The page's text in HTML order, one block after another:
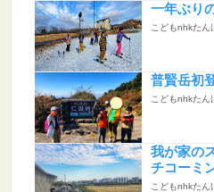
一年ぶり
こどもnhkたん
普賢岳初
こどもnhkたん
我が家の
チコーミ
こどもnhkたん